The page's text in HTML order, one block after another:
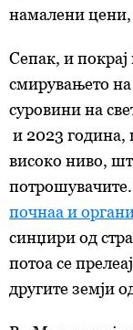
намалени цени,
Сепак, и покрај
смирувањето
суровини на
и 2023 година,
високо ниво,
потрошувачите.
почнаа и
синџири од
потоа се
другите земји